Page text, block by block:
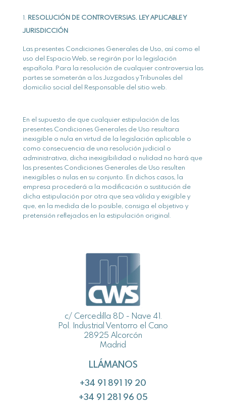
RESOLUCIÓN DE CONTROVERSIAS. LEY APLICABLE Y
JURISDICCIÓN
Las presentes Condiciones Generales de Uso, así como el
uso del Espacio Web, se regirán por la legislación
española. Para la resolución de cualquier controversia las
partes se someterán a los Juzgados y Tribunales del
domicilio social del Responsable del sitio web.
En el supuesto de que cualquier estipulación de las
presentes Condiciones Generales de Uso resultara
inexigible o nula en virtud de la legislación aplicable o
como consecuencia de una resolución judicial o
administrativa, dicha inexigibilidad o nulidad no hará que
las presentes Condiciones Generales de Uso resulten
inexigibles o nulas en su conjunto. En dichos casos, la
empresa procederá a la modificación o sustitución de
dicha estipulación por otra que sea válida y exigible y
que, en la medida de lo posible, consiga el objetivo y
pretensión reflejados en la estipulación original.
c/ Cercedilla 8D - Nave 41.
Pol. Industrial Ventorro el Cano
28925 Alcorcón
Madrid
LLÁMANOS
+34 91 891 19 20
+34 91 281 96 05